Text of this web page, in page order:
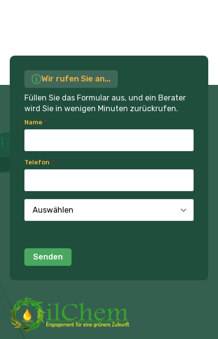
Wir rufen Sie an...
Füllen Sie das Formular aus, und ein Berater
wird Sie in wenigen Minuten zurückrufen.
Name *
Telefon *
Senden